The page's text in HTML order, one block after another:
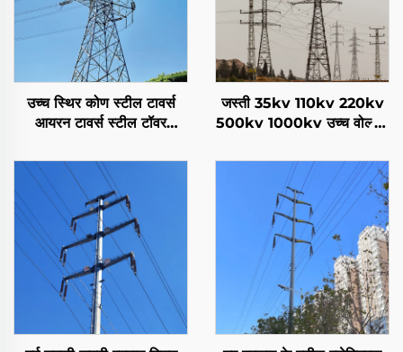
उच्च स्थिर कोण स्टील टावर्स
आयरन टावर्स स्टील टॉवर
जस्ती 35kv 110kv 220kv
500kv 1000kv उच्च वोल्टेज
लाइन स्टील टॉवर फैक्टरी मूल्य